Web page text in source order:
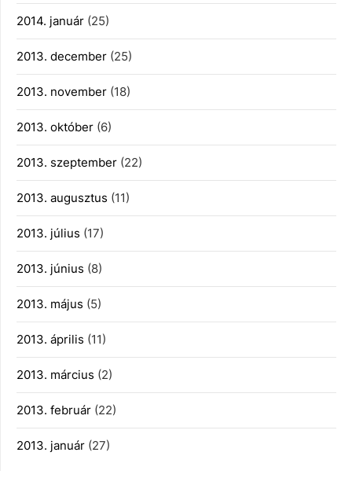
2014. január (25)
2013. december (25)
2013. november (18)
2013. október (6)
2013. szeptember (22)
2013. augusztus (11)
2013. július (17)
2013. június (8)
2013. május (5)
2013. április (11)
2013. március (2)
2013. február (22)
2013. január (27)